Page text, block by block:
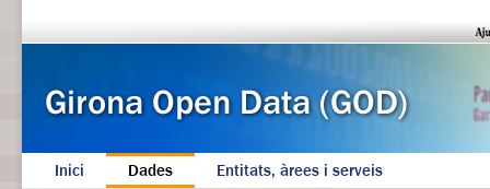
Inici Dades Entitats, àrees i serveis